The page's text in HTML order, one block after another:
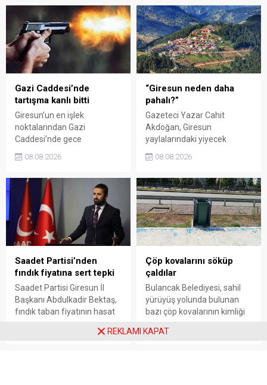
organizasyonun ardından
Kadın El Emeği Pazarı'nın
süresi de 16 Ağustos'a
kadar uzatıldı.
eleştirdi. Taşgöz, üreticinin
emeğinin karşılığını
alamadığını savunarak,
Giresun milletvekillerini
sessiz kalmakla suçladı.
Gazi Caddesi’nde
tartışma kanlı bitti
Giresun’un en işlek
noktalarından Gazi
Caddesi’nde gece
kavgada A.E. ayağından
bölgede kısa süreli panik
yaşanırken polis geniş çaplı
soruşturma başlattı.
08.08.2026
“Giresun neden daha
pahalı?”
Gazeteci Yazar Cahit
Akdoğan, Giresun
yaylalarındaki yiyecek
belirgin biçimde yüksek
Valiliği, Tarım ve Orman İl
Müdürlüğü ile ilgili kurumları
denetime çağırdı. Akdoğan,
yüzde 50’ye ulaşan fiyat
farklarının araştırılması
gerektiğini söyledi.
08.08.2026
Saadet Partisi’nden
fındık fiyatına sert tepki
Saadet Partisi Giresun İl
Başkanı Abdulkadir Bektaş,
fındık taban fiyatının hasat
açıklanmamasına tepki
Çöp kovalarını söküp
çaldılar
Bulancak Belediyesi, sahil
yürüyüş yolunda bulunan
bazı çöp kovalarının kimliği
sökülerek çalındığını açıkladı.
08.08.2026
REKLAMI KAPAT